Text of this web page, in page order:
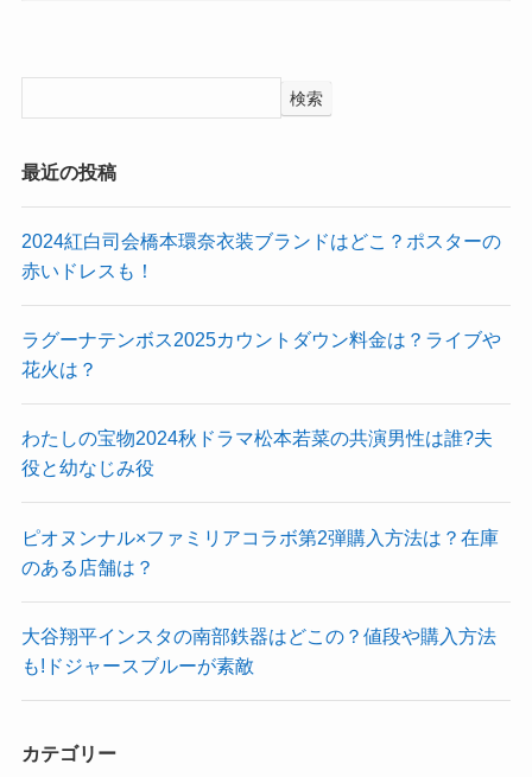
検索
最近の投稿
2024紅白司会橋本環奈衣装ブランドはどこ？ポスターの
赤いドレスも！
ラグーナテンボス2025カウントダウン料金は？ライブや
花火は？
わたしの宝物2024秋ドラマ松本若菜の共演男性は誰?夫
役と幼なじみ役
ピオヌンナル×ファミリアコラボ第2弾購入方法は？在庫
のある店舗は？
大谷翔平インスタの南部鉄器はどこの？値段や購入方法
も!ドジャースブルーが素敵
カテゴリー